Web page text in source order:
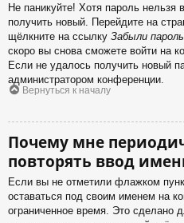
Не паникуйте! Хотя пароль нельзя
получить новый. Перейдите на
щёлкните на ссылку Забыли
скоро вы снова сможете войти на
Если не удалось получить новый
администратором конференции.
Вернуться к началу
Почему мне
повторять ввод
Если вы не отметили флажком
оставаться под своим именем на
ограниченное время. Это сделано